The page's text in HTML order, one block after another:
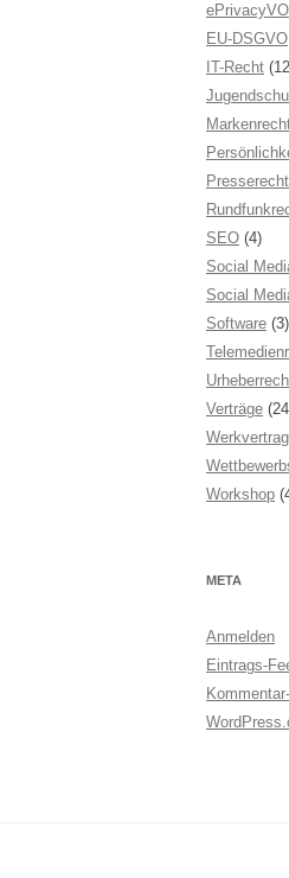
ePrivacyVO
EU-DSGVO
IT-Recht
Presserecht
SEO (4)
Social
Social
Software (3)
Verträge
Werkvertrag
Workshop
META
Anmelden
Eintrags-